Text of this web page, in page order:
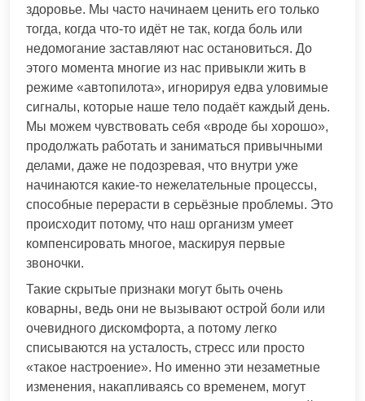
здоровье. Мы часто начинаем ценить его только
тогда, когда что-то идёт не так, когда боль или
недомогание заставляют нас остановиться. До
этого момента многие из нас привыкли жить в
режиме «автопилота», игнорируя едва уловимые
сигналы, которые наше тело подаёт каждый день.
Мы можем чувствовать себя «вроде бы хорошо»,
продолжать работать и заниматься привычными
делами, даже не подозревая, что внутри уже
начинаются какие-то нежелательные процессы,
способные перерасти в серьёзные проблемы. Это
происходит потому, что наш организм умеет
компенсировать многое, маскируя первые
звоночки.
Такие скрытые признаки могут быть очень
коварны, ведь они не вызывают острой боли или
очевидного дискомфорта, а потому легко
списываются на усталость, стресс или просто
«такое настроение». Но именно эти незаметные
изменения, накапливаясь со временем, могут